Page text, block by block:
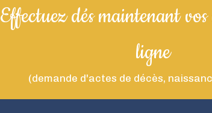
Effectuez dés maintenant vos
ligne
(demande d'actes de décès,